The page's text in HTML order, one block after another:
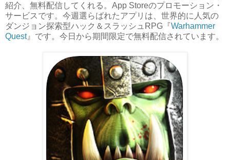
紹介、無料配信してくれる。App Storeのプロモーション・
サービスです。今週選らばれたアプリは、世界的に人気の
ダンジョン探索型ハック＆スラッシュRPG『Warhammer
Quest』です。今日から期間限定で無料配信されています。